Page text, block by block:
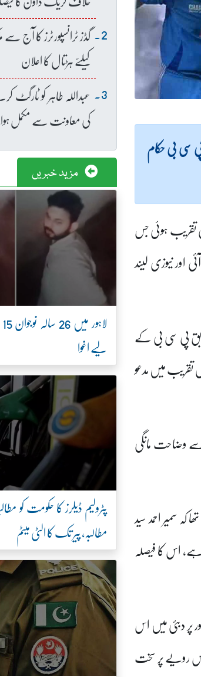
سی بی حکام
تقریب ہوئی جس
نیوزی لیند
پی سی بی کے
تقریب میں مدعو
وضاحت مانگی
سمیر احمد سید
ہے، اس کا فیصلہ
پر دبئی میں اس
رویے پر سخت
گڈز ٹرانسپورٹرز کا آج
کیلئے ہڑتال کا اعلان
عبداللہ طاہر کو ٹارگٹ
کی معاونت سے مکمل
مزید خبریں
لیے اغوا
پٹرولیم ڈیلرز کا حکومت کو
مطالبہ، پیر تک کا الٹی میٹم